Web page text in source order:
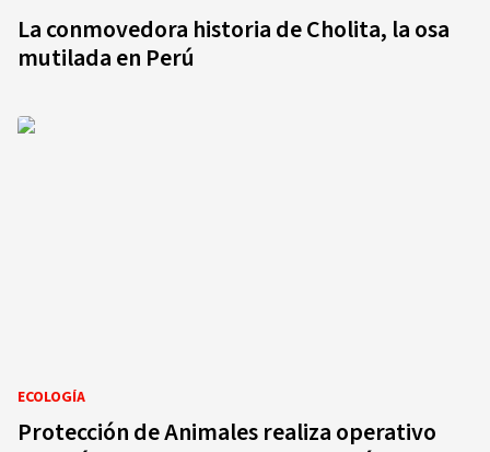
La conmovedora historia de Cholita, la osa
mutilada en Perú
ECOLOGÍA
Protección de Animales realiza operativo